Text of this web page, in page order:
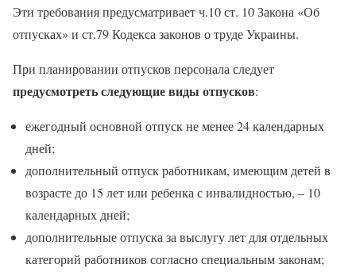
Эти требования предусматривает ч.10 ст. 10 Закона «Об
отпусках» и ст.79 Кодекса законов о труде Украины.
При планировании отпусков персонала следует
предусмотреть следующие виды отпусков:
ежегодный основной отпуск не менее 24 календарных
дней;
дополнительный отпуск работникам, имеющим детей в
возрасте до 15 лет или ребенка с инвалидностью, – 10
календарных дней;
дополнительные отпуска за выслугу лет для отдельных
категорий работников согласно специальным законам;